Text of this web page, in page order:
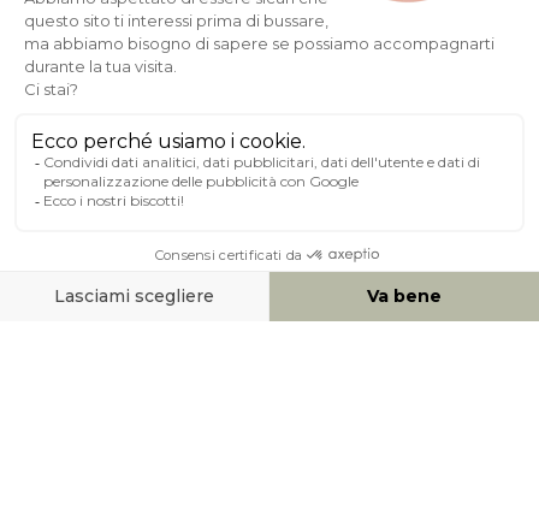
Pagamento sicuro
A PROPOSITO DI MILIBOO
AIUTO & CONTATTO